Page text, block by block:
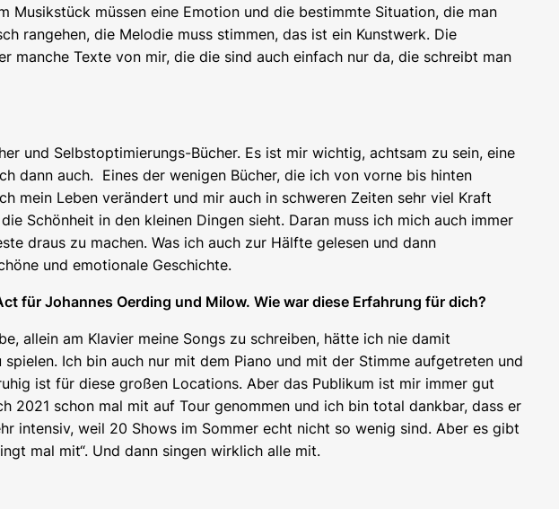
Musikstück müssen eine Emotion und die bestimmte Situation, die man
rangehen, die Melodie muss stimmen, das ist ein Kunstwerk. Die
manche Texte von mir, die die sind auch einfach nur da, die schreibt man
und Selbstoptimierungs-Bücher. Es ist mir wichtig, achtsam zu sein, eine
dann auch. Eines der wenigen Bücher, die ich von vorne bis hinten
mein Leben verändert und mir auch in schweren Zeiten sehr viel Kraft
Schönheit in den kleinen Dingen sieht. Daran muss ich mich auch immer
draus zu machen. Was ich auch zur Hälfte gelesen und dann
und emotionale Geschichte.
für Johannes Oerding und Milow. Wie war diese Erfahrung für dich?
allein am Klavier meine Songs zu schreiben, hätte ich nie damit
Ich bin auch nur mit dem Piano und mit der Stimme aufgetreten und
ist für diese großen Locations. Aber das Publikum ist mir immer gut
schon mal mit auf Tour genommen und ich bin total dankbar, dass er
intensiv, weil 20 Shows im Sommer echt nicht so wenig sind. Aber es gibt
mal mit“. Und dann singen wirklich alle mit.